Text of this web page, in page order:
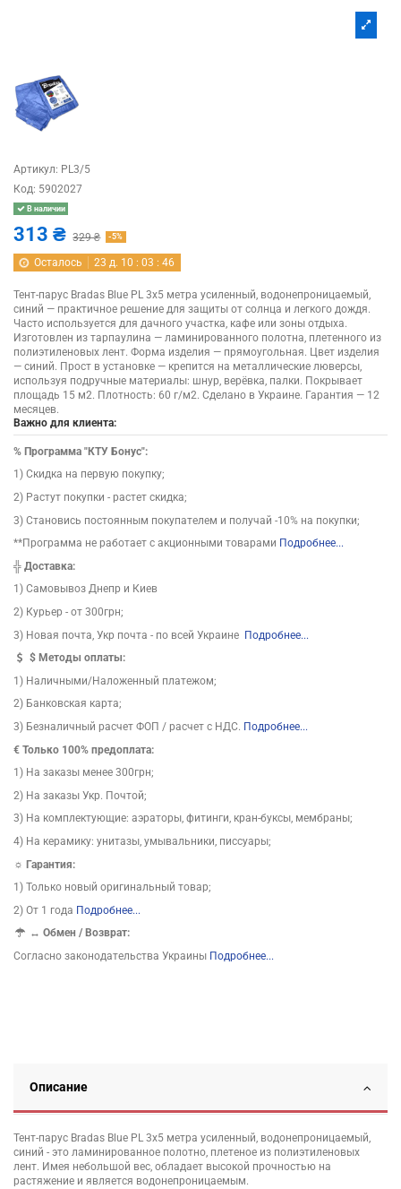
Артикул: PL3/5
Код: 5902027
В наличии
313 ₴ 329 ₴ -5%
Осталось 23 д. 10 :03 :45
Тент-парус Bradas Blue PL 3х5 метра усиленный, водонепроницаемый,
синий — практичное решение для защиты от солнца и легкого дождя.
Часто используется для дачного участка, кафе или зоны отдыха.
Изготовлен из тарпаулина — ламинированного полотна, плетенного из
полиэтиленовых лент. Форма изделия — прямоугольная. Цвет изделия
— синий. Прост в установке — крепится на металлические люверсы,
используя подручные материалы: шнур, верёвка, палки. Покрывает
площадь 15 м2. Плотность: 60 г/м2. Сделано в Украине. Гарантия — 12
месяцев.
Важно для клиента:
% Программа "КТУ Бонус":
1) Скидка на первую покупку;
2) Растут покупки - растет скидка;
3) Становись постоянным покупателем и получай -10% на покупки;
**Программа не работает с акционными товарами Подробнее...
╬ Доставка:
1) Самовывоз Днепр и Киев
2) Курьер - от 300грн;
3) Новая почта, Укр почта - по всей Украине Подробнее...
$ Методы оплаты:
1) Наличными/Наложенный платежом;
2) Банковская карта;
3) Безналичный расчет ФОП / расчет с НДС. Подробнее...
€ Только 100% предоплата:
1) На заказы менее 300грн;
2) На заказы Укр. Почтой;
3) На комплектующие: аэраторы, фитинги, кран-буксы, мембраны;
4) На керамику: унитазы, умывальники, писсуары;
☼ Гарантия:
1) Только новый оригинальный товар;
2) От 1 года Подробнее...
↔Обмен / Возврат:
Согласно законодательства Украины Подробнее...
Описание
Тент-парус Bradas Blue PL 3х5 метра усиленный, водонепроницаемый,
синий - это ламинированное полотно, плетеное из полиэтиленовых
лент. Имея небольшой вес, обладает высокой прочностью на
растяжение и является водонепроницаемым.